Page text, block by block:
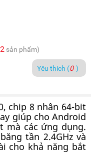
2 sản phẩm)
Yêu thích (0 )
chip 8 nhân 64-bit
giúp cho Android
mà các ứng dụng.
tần 2.4GHz và
cho khả năng bắt